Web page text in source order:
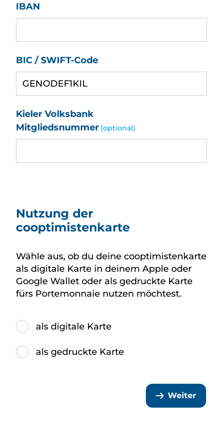
IBAN
BIC / SWIFT-Code
Kieler Volksbank
Mitgliedsnummer (optional)
Nutzung der
cooptimistenkarte
Wähle aus, ob du deine cooptimistenkarte
als digitale Karte in deinem Apple oder
Google Wallet oder als gedruckte Karte
fürs Portemonnaie nutzen möchtest.
Nutzung der cooptimistenkarte
als digitale Karte
als gedruckte Karte
Weiter